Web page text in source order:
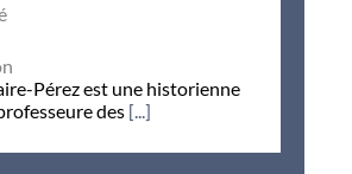
Pérez est une historienne
des [...]